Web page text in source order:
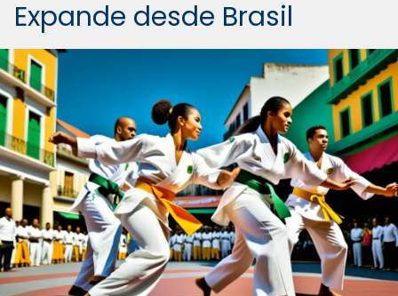
Expande desde Brasil